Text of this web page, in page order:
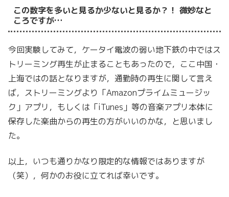
この数字を多いと見るか少ないと見るか？！ 微妙なと
ころですが…
今回実験してみて，ケータイ電波の弱い地下鉄の中ではス
トリーミング再生が止まることもあったので，ここ中国・
上海ではの話となりますが，通勤時の再生に関して言え
ば，ストリーミングより「Amazonプライムミュージッ
ク」アプリ，もしくは「iTunes」等の音楽アプリ本体に
保存した楽曲からの再生の方がいいのかな，と思いまし
た。
以上，いつも通りかなり限定的な情報ではありますが
（笑），何かのお役に立てれば幸いです。